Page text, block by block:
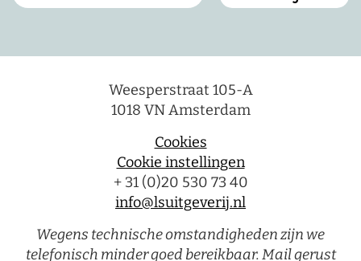
Weesperstraat 105-A
1018 VN Amsterdam
Cookies
Cookie instellingen
+ 31 (0)20 530 73 40
info@lsuitgeverij.nl
Wegens technische omstandigheden zijn we
telefonisch minder goed bereikbaar. Mail gerust